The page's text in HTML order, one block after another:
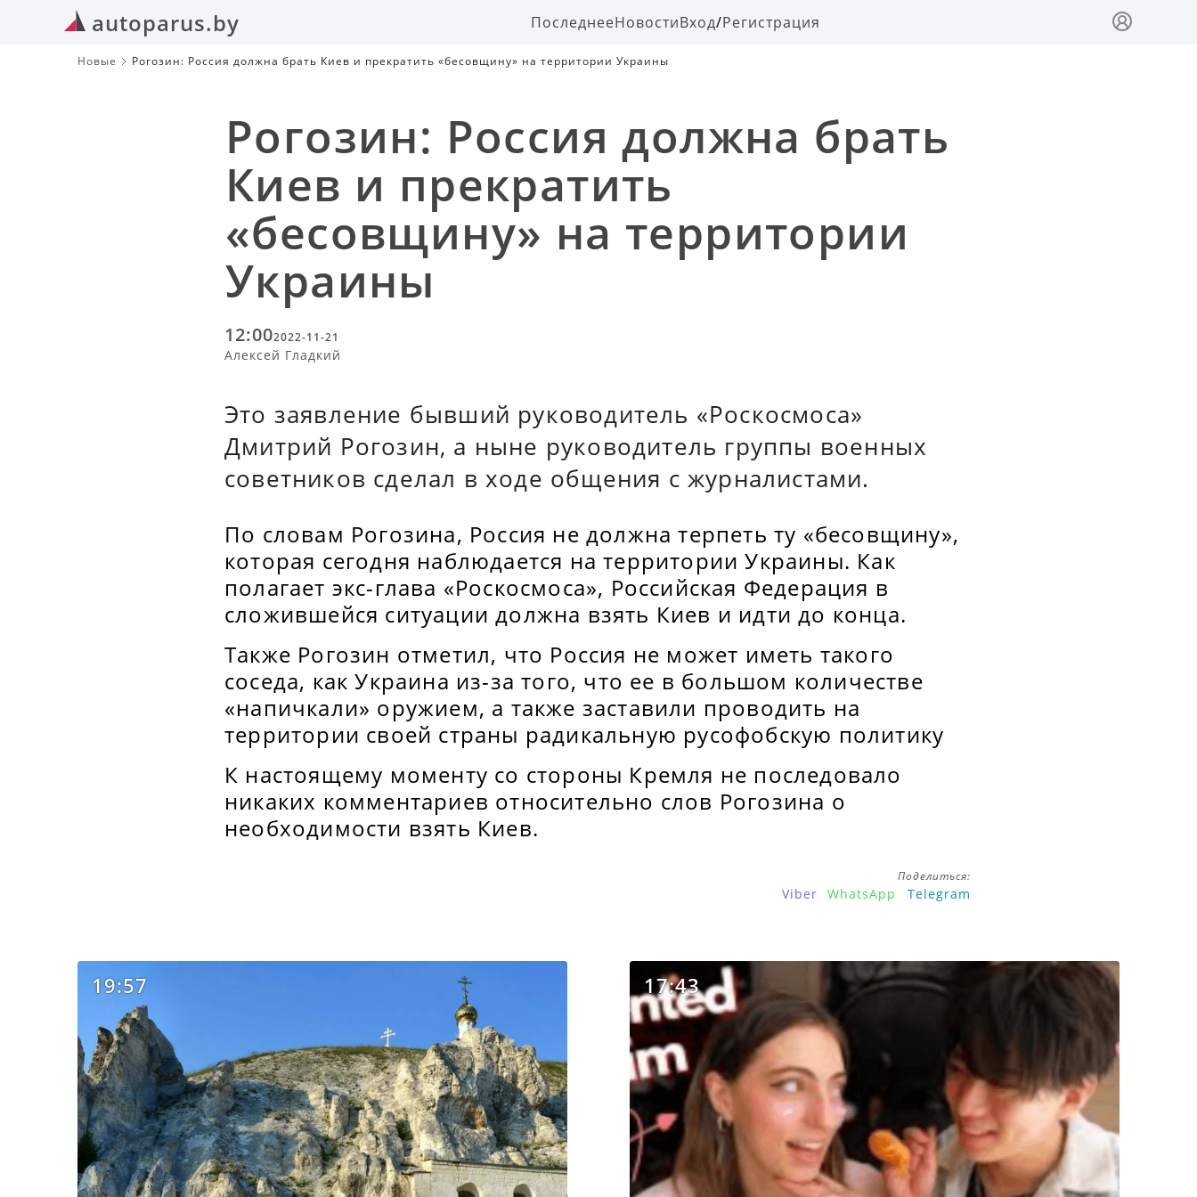
autoparus.by ПоследнееНовостиВход/Регистрация
Новые Рогозин: Россия должна брать Киев и прекратить «бесовщину» на территории Украины
Рогозин: Россия должна брать
Киев и прекратить
«бесовщину» на территории
Украины
12:002022-11-21
Алексей Гладкий
Это заявление бывший руководитель «Роскосмоса»
Дмитрий Рогозин, а ныне руководитель группы военных
советников сделал в ходе общения с журналистами.
По словам Рогозина, Россия не должна терпеть ту «бесовщину»,
которая сегодня наблюдается на территории Украины. Как
полагает экс-глава «Роскосмоса», Российская Федерация в
сложившейся ситуации должна взять Киев и идти до конца.
Также Рогозин отметил, что Россия не может иметь такого
соседа, как Украина из-за того, что ее в большом количестве
«напичкали» оружием, а также заставили проводить на
территории своей страны радикальную русофобскую политику
К настоящему моменту со стороны Кремля не последовало
никаких комментариев относительно слов Рогозина о
необходимости взять Киев.
Поделиться:
Viber WhatsApp Telegram
19:57 17:43